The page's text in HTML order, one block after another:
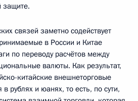
защите.
связей заметно содействует
в России и Китае
по переводу расчётов между
валюты. Как результат,
китайские внешнеторговые
рублях и юанях, то есть, по сути,